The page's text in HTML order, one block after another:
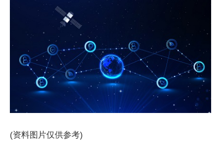
(资料图片仅供参考)